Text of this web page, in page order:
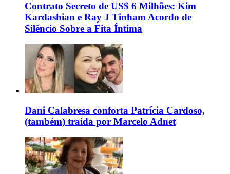
Contrato Secreto de US$ 6 Milhões: Kim
Kardashian e Ray J Tinham Acordo de
Silêncio Sobre a Fita Íntima
Dani Calabresa conforta Patrícia Cardoso,
(também) traída por Marcelo Adnet